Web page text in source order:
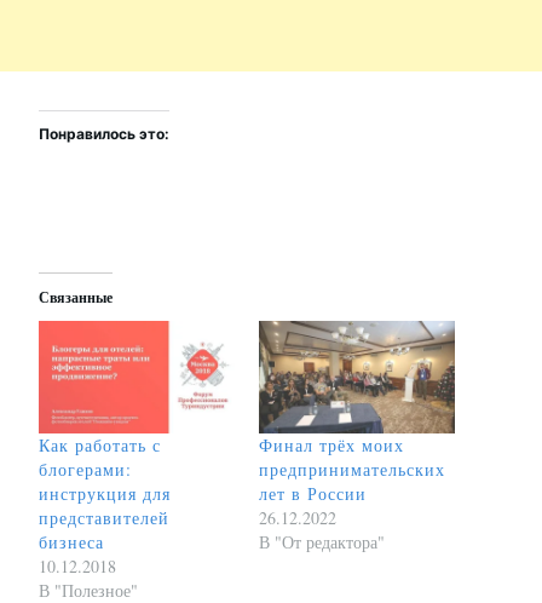
Понравилось это:
Связанные
Как работать с
блогерами:
инструкция для
представителей
бизнеса
10.12.2018
В "Полезное"
Финал трёх моих
предпринимательских
лет в России
26.12.2022
В "От редактора"